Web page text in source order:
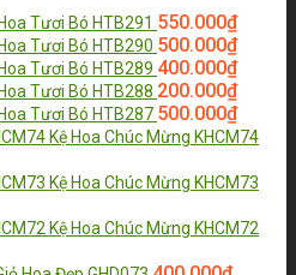
Hoa Tươi Bó HTB291 550.000₫
Hoa Tươi Bó HTB290 500.000₫
Hoa Tươi Bó HTB289 400.000₫
Hoa Tươi Bó HTB288 200.000₫
Hoa Tươi Bó HTB287 500.000₫
Kệ Hoa Chúc Mừng KHCM74
Kệ Hoa Chúc Mừng KHCM73
Kệ Hoa Chúc Mừng KHCM72